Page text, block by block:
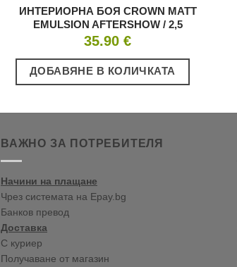
ИНТЕРИОРНА БОЯ CROWN MATT
EMULSION AFTERSHOW / 2,5
35.90€
ДОБАВЯНЕ В КОЛИЧКАТА
ВАЖНО ЗА ПОТРЕБИТЕЛЯ
Начини на плащане
Чрез системата на Epay.bg
Банков превод
Доставка
С куриер
Получаване от магазин